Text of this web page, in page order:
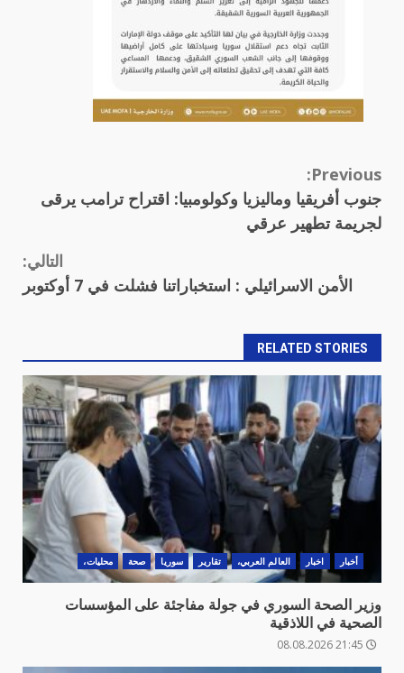
Continue
Reading
Previous:
جنوب أفريقيا وماليزيا وكولومبيا: اقتراح ترامب يرقى
لجريمة تطهير عرقي
التالي:
الأمن الاسرائيلي : استخباراتنا فشلت في 7 أوكتوبر
RELATED STORIES
أخبار اخبار العالم العربي، تقارير سوريا صحة محليات،
وزير الصحة السوري في جولة مفاجئة على المؤسسات
الصحية في اللاذقية